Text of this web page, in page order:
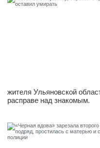
жителя Ульяновской
расправе над знакомым.